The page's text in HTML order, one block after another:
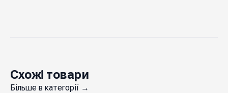
Схожі товари
Більше в категорії →